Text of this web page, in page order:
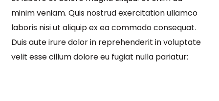
minim veniam. Quis nostrud exercitation ullamco
laboris nisi ut aliquip ex ea commodo consequat.
Duis aute irure dolor in reprehenderit in voluptate
velit esse cillum dolore eu fugiat nulla pariatur: